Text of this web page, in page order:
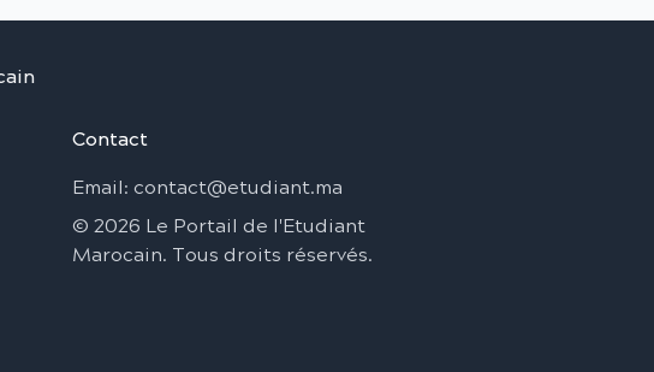
Contact
Email: contact@etudiant.ma
© 2026 Le Portail de l'Etudiant
Marocain. Tous droits réservés.